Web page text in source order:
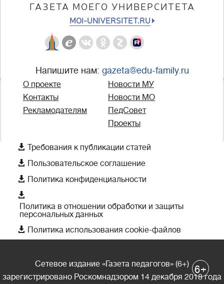
ГАЗЕТА МОЕГО УНИВЕРСИТЕТА
MOI-UNIVERSITET.RU
Напишите нам: gazeta@edu-family.ru
О проекте
Контакты
Рекламодателям
Новости МУ
Новости МО
ПедСовет
Проекты
 Требования к публикации статей
 Пользовательское соглашение
 Политика конфиденциальности

Политика в отношении обработки и защиты
персональных данных
 Политика использования cookie-файлов
Сетевое издание «Газета педагогов» (6+)
зарегистрировано Роскомнадзором 14 декабря 2018 года
6+